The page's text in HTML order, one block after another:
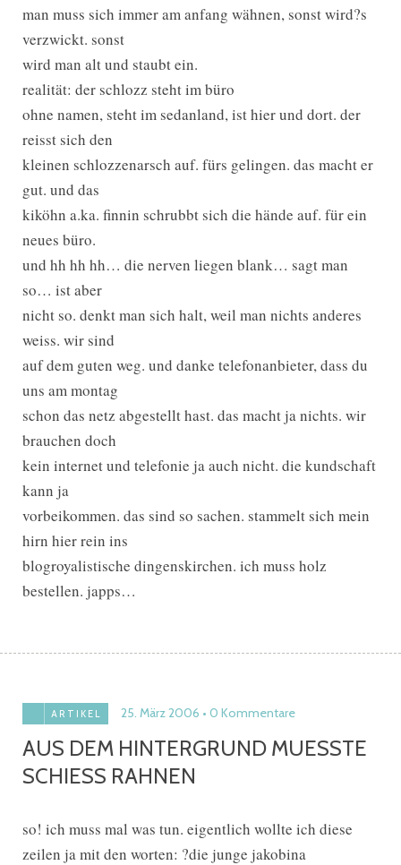
man muss sich immer am anfang wähnen, sonst wird?s
verzwickt. sonst
wird man alt und staubt ein.
realität: der schlozz steht im büro
ohne namen, steht im sedanland, ist hier und dort. der
reisst sich den
kleinen schlozzenarsch auf. fürs gelingen. das macht er
gut. und das
kiköhn a.ka. finnin schrubbt sich die hände auf. für ein
neues büro.
und hh hh hh… die nerven liegen blank… sagt man
so… ist aber
nicht so. denkt man sich halt, weil man nichts anderes
weiss. wir sind
auf dem guten weg. und danke telefonanbieter, dass du
uns am montag
schon das netz abgestellt hast. das macht ja nichts. wir
brauchen doch
kein internet und telefonie ja auch nicht. die kundschaft
kann ja
vorbeikommen. das sind so sachen. stammelt sich mein
hirn hier rein ins
blogroyalistische dingenskirchen. ich muss holz
bestellen. japps…
ARTIKEL 25. März 2006 0 Kommentare
AUS DEM HINTERGRUND MUESSTE
SCHIESS RAHNEN
so! ich muss mal was tun. eigentlich wollte ich diese
zeilen ja mit den worten: ?die junge jakobina